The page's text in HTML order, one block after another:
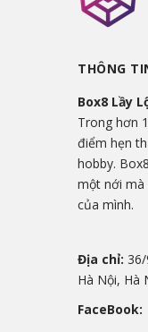
THÔNG
Box8 Lầy
Trong hơn
điểm hẹn
hobby.
một nới mà
của mình.
Địa chỉ:
Hà Nội, Hà
FaceBook: